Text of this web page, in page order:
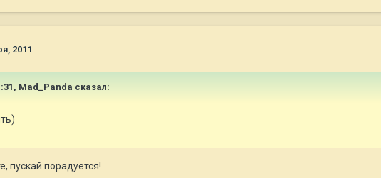
2011
Mad_Panda сказал:
пускай порадуется!